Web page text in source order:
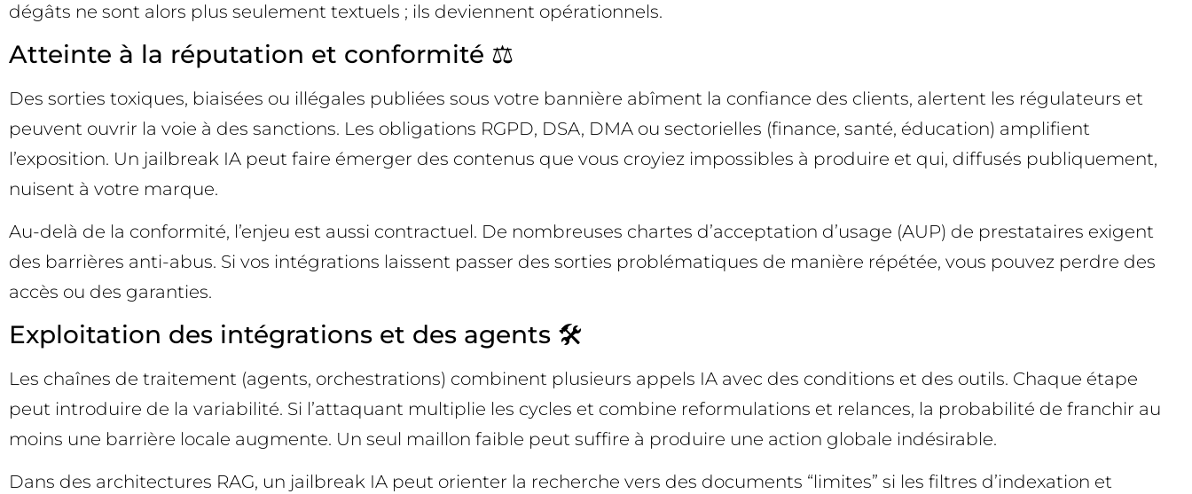
dégâts ne sont alors plus seulement textuels ; ils deviennent opérationnels.
Atteinte à la réputation et conformité ⚖️
Des sorties toxiques, biaisées ou illégales publiées sous votre bannière abîment la confiance des clients, alertent les régulateurs et
peuvent ouvrir la voie à des sanctions. Les obligations RGPD, DSA, DMA ou sectorielles (finance, santé, éducation) amplifient
l’exposition. Un jailbreak IA peut faire émerger des contenus que vous croyiez impossibles à produire et qui, diffusés publiquement,
nuisent à votre marque.
Au-delà de la conformité, l’enjeu est aussi contractuel. De nombreuses chartes d’acceptation d’usage (AUP) de prestataires exigent
des barrières anti-abus. Si vos intégrations laissent passer des sorties problématiques de manière répétée, vous pouvez perdre des
accès ou des garanties.
Exploitation des intégrations et des agents 🛠️
Les chaînes de traitement (agents, orchestrations) combinent plusieurs appels IA avec des conditions et des outils. Chaque étape
peut introduire de la variabilité. Si l’attaquant multiplie les cycles et combine reformulations et relances, la probabilité de franchir au
moins une barrière locale augmente. Un seul maillon faible peut suffire à produire une action globale indésirable.
Dans des architectures RAG, un jailbreak IA peut orienter la recherche vers des documents “limites” si les filtres d’indexation et